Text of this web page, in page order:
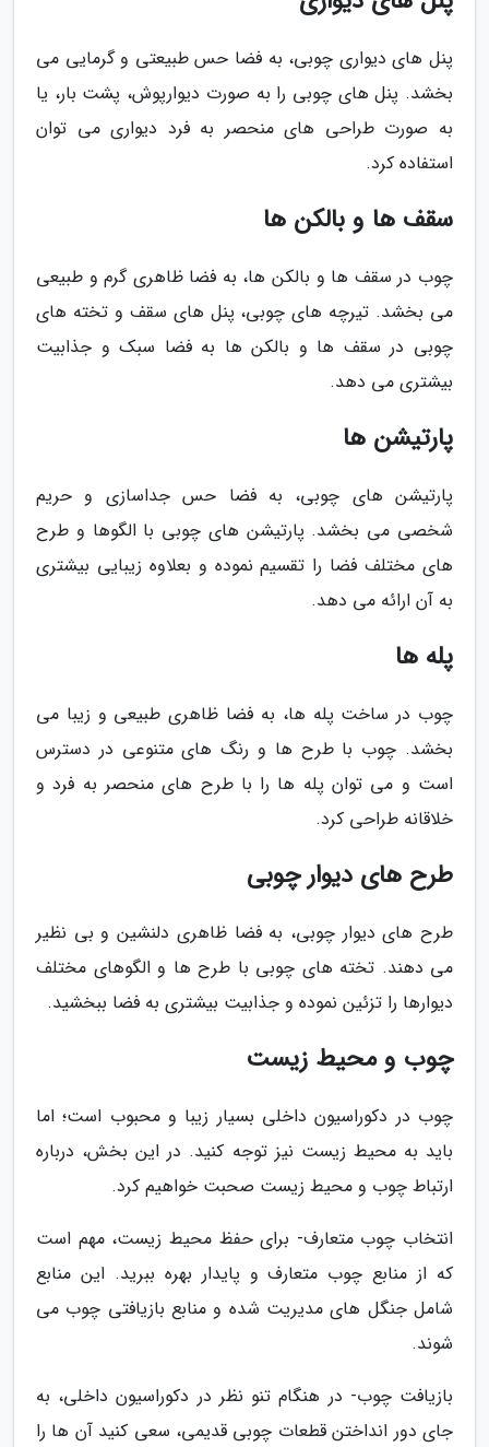
پنل های دیواری چوبی، به فضا حس طبیعتی و گرمایی می
بخشد. پنل های چوبی را به صورت دیوارپوش، پشت بار، یا
به صورت طراحی های منحصر به فرد دیواری می توان
استفاده کرد.
سقف ها و بالکن ها
چوب در سقف ها و بالکن ها، به فضا ظاهری گرم و طبیعی
می بخشد. تیرچه های چوبی، پنل های سقف و تخته های
چوبی در سقف ها و بالکن ها به فضا سبک و جذابیت
بیشتری می دهد.
پارتیشن ها
پارتیشن های چوبی، به فضا حس جداسازی و حریم
شخصی می بخشد. پارتیشن های چوبی با الگوها و طرح
های مختلف فضا را تقسیم نموده و بعلاوه زیبایی بیشتری
به آن ارائه می دهد.
پله ها
چوب در ساخت پله ها، به فضا ظاهری طبیعی و زیبا می
بخشد. چوب با طرح ها و رنگ های متنوعی در دسترس
است و می توان پله ها را با طرح های منحصر به فرد و
خلاقانه طراحی کرد.
طرح های دیوار چوبی
طرح های دیوار چوبی، به فضا ظاهری دلنشین و بی نظیر
می دهند. تخته های چوبی با طرح ها و الگوهای مختلف
دیوارها را تزئین نموده و جذابیت بیشتری به فضا ببخشید.
چوب و محیط زیست
چوب در دکوراسیون داخلی بسیار زیبا و محبوب است؛ اما
باید به محیط زیست نیز توجه کنید. در این بخش، درباره
ارتباط چوب و محیط زیست صحبت خواهیم کرد.
انتخاب چوب متعارف- برای حفظ محیط زیست، مهم است
که از منابع چوب متعارف و پایدار بهره ببرید. این منابع
شامل جنگل های مدیریت شده و منابع بازیافتی چوب می
شوند.
بازیافت چوب- در هنگام تنو نظر در دکوراسیون داخلی، به
جای دور انداختن قطعات چوبی قدیمی، سعی کنید آن ها را